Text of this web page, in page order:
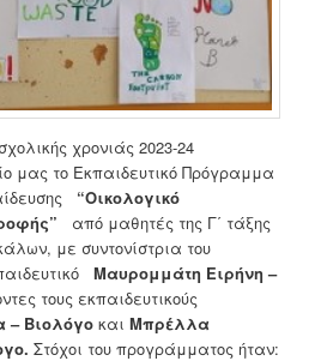
χρονιάς 2023-24
μας το Εκπαιδευτικό Πρόγραμμα
“Οικολογικό
από μαθητές της Γ΄ τάξης
με συντονίστρια του
Μαυρομμάτη Ειρήνη –
τους εκπαιδευτικούς
– Βιολόγο καιΜπρέλλα
Στόχοι του προγράμματος ήταν: